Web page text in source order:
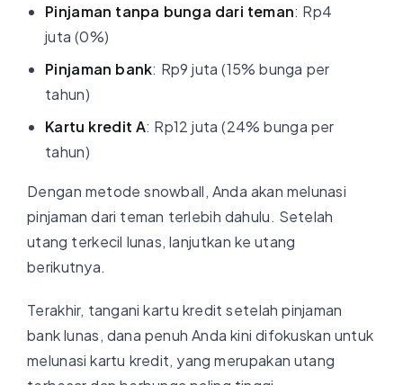
Pinjaman tanpa bunga dari teman: Rp4
juta (0%)
Pinjaman bank: Rp9 juta (15% bunga per
tahun)
Kartu kredit A: Rp12 juta (24% bunga per
tahun)
Dengan metode snowball, Anda akan melunasi
pinjaman dari teman terlebih dahulu. Setelah
utang terkecil lunas, lanjutkan ke utang
berikutnya.
Terakhir, tangani kartu kredit setelah pinjaman
bank lunas, dana penuh Anda kini difokuskan untuk
melunasi kartu kredit, yang merupakan utang